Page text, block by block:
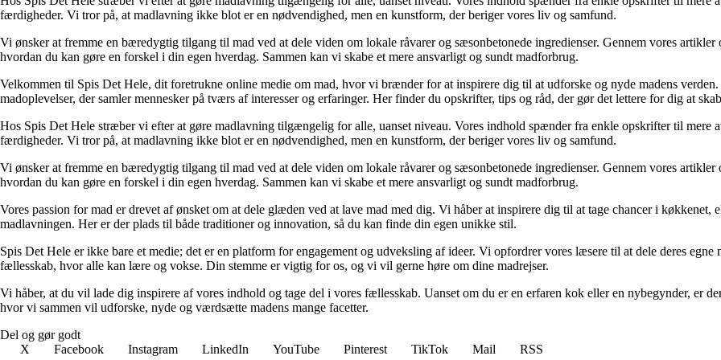
færdigheder. Vi tror på, at madlavning ikke blot er en nødvendighed, men en kunstform, der beriger vores liv og samfund.
Vi ønsker at fremme en bæredygtig tilgang til mad ved at dele viden om lokale råvarer og sæsonbetonede ingredienser. Gennem vores
hvordan du kan gøre en forskel i din egen hverdag. Sammen kan vi skabe et mere ansvarligt og sundt madforbrug.
Velkommen til Spis Det Hele, dit foretrukne online medie om mad, hvor vi brænder for at inspirere dig til at udforske og nyde madens
madoplevelser, der samler mennesker på tværs af interesser og erfaringer. Her finder du opskrifter, tips og råd, der gør det lettere for dig at
Hos Spis Det Hele stræber vi efter at gøre madlavning tilgængelig for alle, uanset niveau. Vores indhold spænder fra enkle opskrifter til mere
færdigheder. Vi tror på, at madlavning ikke blot er en nødvendighed, men en kunstform, der beriger vores liv og samfund.
Vi ønsker at fremme en bæredygtig tilgang til mad ved at dele viden om lokale råvarer og sæsonbetonede ingredienser. Gennem vores
hvordan du kan gøre en forskel i din egen hverdag. Sammen kan vi skabe et mere ansvarligt og sundt madforbrug.
Vores passion for mad er drevet af ønsket om at dele glæden ved at lave mad med dig. Vi håber at inspirere dig til at tage chancer i
madlavningen. Her er der plads til både traditioner og innovation, så du kan finde din egen unikke stil.
Spis Det Hele er ikke bare et medie; det er en platform for engagement og udveksling af ideer. Vi opfordrer vores læsere til at dele deres egne
fællesskab, hvor alle kan lære og vokse. Din stemme er vigtig for os, og vi vil gerne høre om dine madrejser.
Vi håber, at du vil lade dig inspirere af vores indhold og tage del i vores fællesskab. Uanset om du er en erfaren kok eller en nybegynder, er
hvor vi sammen vil udforske, nyde og værdsætte madens mange facetter.
Del og gør godt
X
Facebook Instagram LinkedIn YouTube Pinterest TikTok Mail
RSS